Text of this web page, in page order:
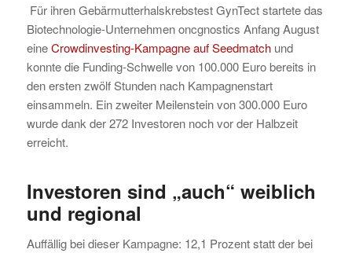
Für ihren Gebärmutterhalskrebstest GynTect startete das
Biotechnologie-Unternehmen oncgnostics Anfang August
eineCrowdinvesting-Kampagne auf Seedmatchund
konnte die Funding-Schwelle von 100.000 Euro bereits in
den ersten zwölf Stunden nach Kampagnenstart
einsammeln. Ein zweiter Meilenstein von 300.000 Euro
wurde dank der 272 Investoren noch vor der Halbzeit
erreicht.
Investoren sind „auch“ weiblich
und regional
Auffällig bei dieser Kampagne: 12,1 Prozent statt der bei